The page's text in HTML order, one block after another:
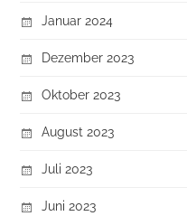
Januar 2024
Dezember 2023
Oktober 2023
August 2023
Juli 2023
Juni 2023